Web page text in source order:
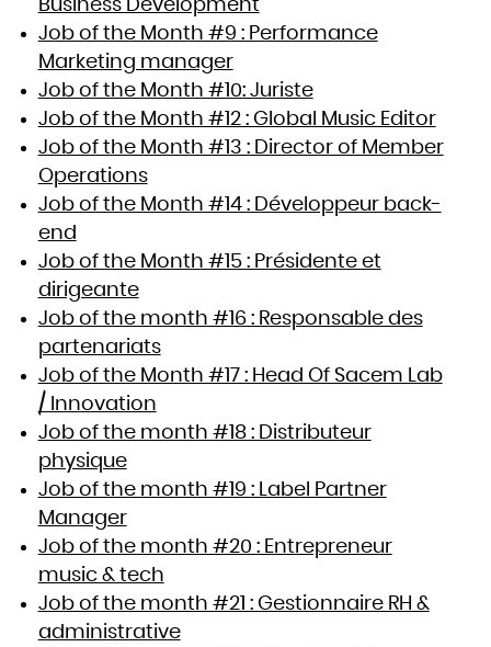
Business Development
Job of the Month #9 : Performance
Marketing manager
Job of the Month #10: Juriste
Job of the Month #12 : Global Music Editor
Job of the Month #13 : Director of Member
Operations
Job of the Month #14 : Développeur back-
end
Job of the Month #15 : Présidente et
dirigeante
Job of the month #16 : Responsable des
partenariats
Job of the Month #17 : Head Of Sacem Lab
/ Innovation
Job of the month #18 : Distributeur
physique
Job of the month #19 : Label Partner
Manager
Job of the month #20 : Entrepreneur
music & tech
Job of the month #21 : Gestionnaire RH &
administrative